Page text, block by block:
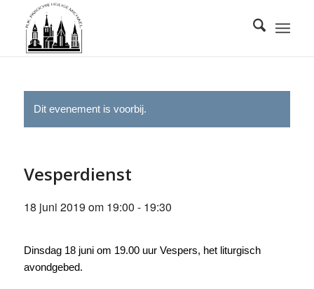
Dit evenement is voorbij.
Vesperdienst
18 juni 2019 om 19:00 - 19:30
Dinsdag 18 juni om 19.00 uur Vespers, het liturgisch
avondgebed.